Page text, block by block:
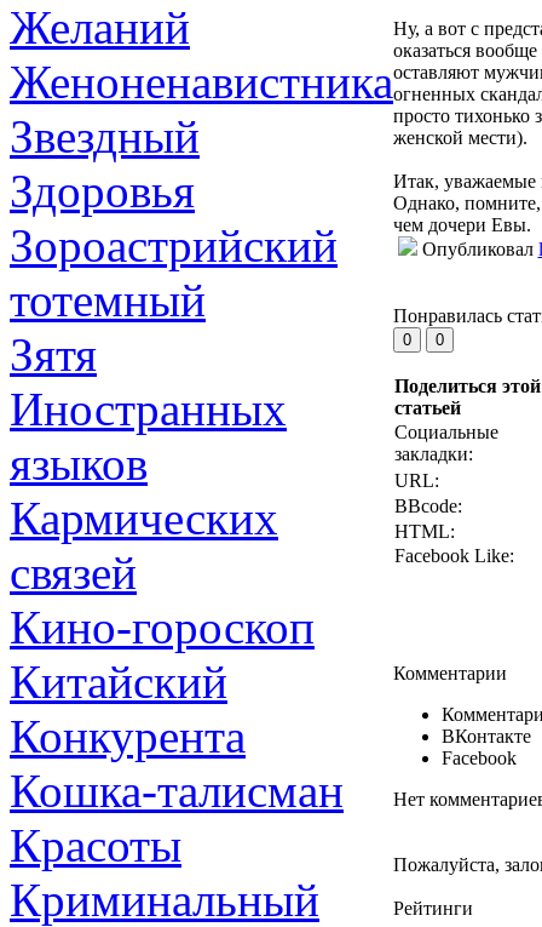
Желаний
Женоненавистника
Звездный
Здоровья
Зороастрийский
тотемный
Зятя
Иностранных
языков
Кармических
связей
Кино-гороскоп
Китайский
Конкурента
Кошка-талисман
Красоты
Криминальный
Ну, а вот с
оказаться
оставляют
огненных
просто тихонько
женской мести).
Итак, уважаемые
Однако, помните,
чем дочери Евы.
Опубликовал
Понравилась
Поделиться этой
статьей
Социальные
закладки:
URL:
BBcode:
HTML:
Facebook Like:
Комментарии
ВКонтакте
Facebook
Нет
Пожалуйста,
Рейтинги